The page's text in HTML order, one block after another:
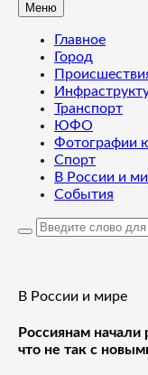
Меню
Главное
Город
Транспорт
ЮФО
Фотографии
Спорт
В России и
События
В России и мире
Россиянам начали
что не так с